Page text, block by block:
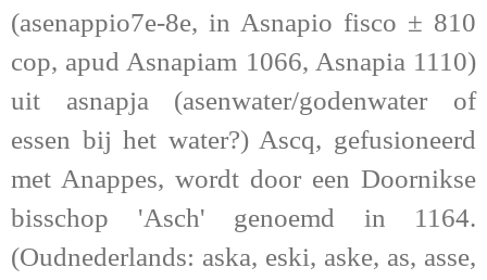
(asenappio7e-8e, in Asnapio fisco ± 810
cop, apud Asnapiam 1066, Asnapia 1110)
uit asnapja (asenwater/godenwater of
essen bij het water?) Ascq, gefusioneerd
met Anappes, wordt door een Doornikse
bisschop 'Asch' genoemd in 1164.
(Oudnederlands: aska, eski, aske, as, asse,